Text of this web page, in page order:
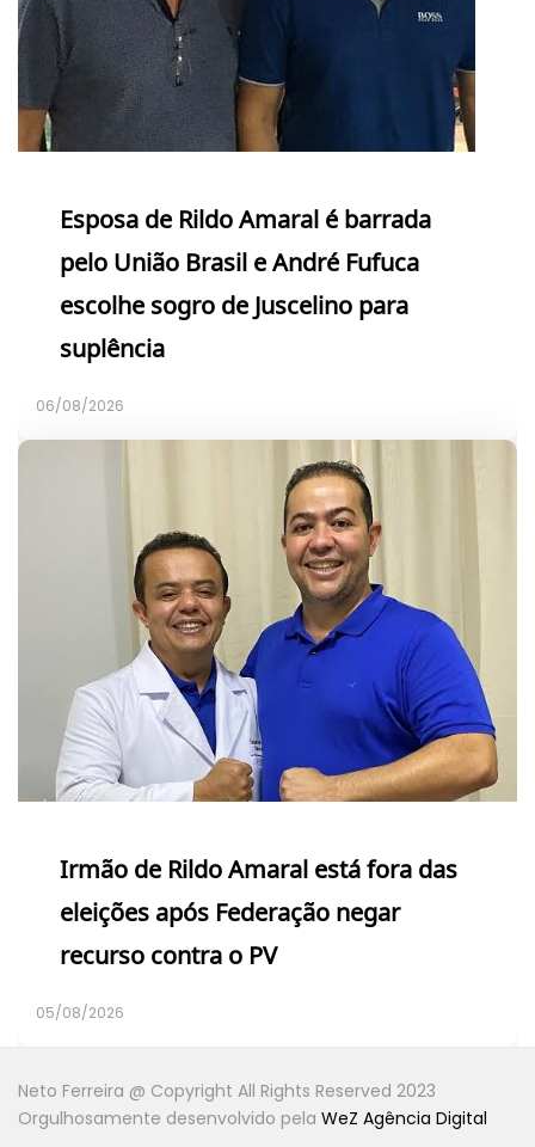
Esposa de Rildo Amaral é barrada
pelo União Brasil e André Fufuca
escolhe sogro de Juscelino para
suplência
06/08/2026
Irmão de Rildo Amaral está fora das
eleições após Federação negar
recurso contra o PV
05/08/2026
Neto Ferreira @ Copyright All Rights Reserved 2023
Orgulhosamente desenvolvido pela WeZ Agência Digital